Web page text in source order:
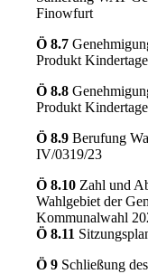
Finowfurt
Ö 8.7
Produkt
Ö 8.8
Produkt
Ö 8.9 Berufung
IV/0319/23
Ö 8.10 Zahl und
Wahlgebiet der
Kommunalwahl
Ö 8.11
Ö 9 Schließung